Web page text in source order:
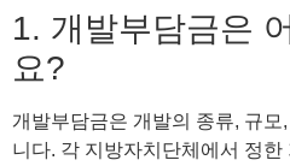
1. 개발부담금은
요?
개발부담금은 개발의 종류, 규
니다. 각 지방자치단체에서 정한